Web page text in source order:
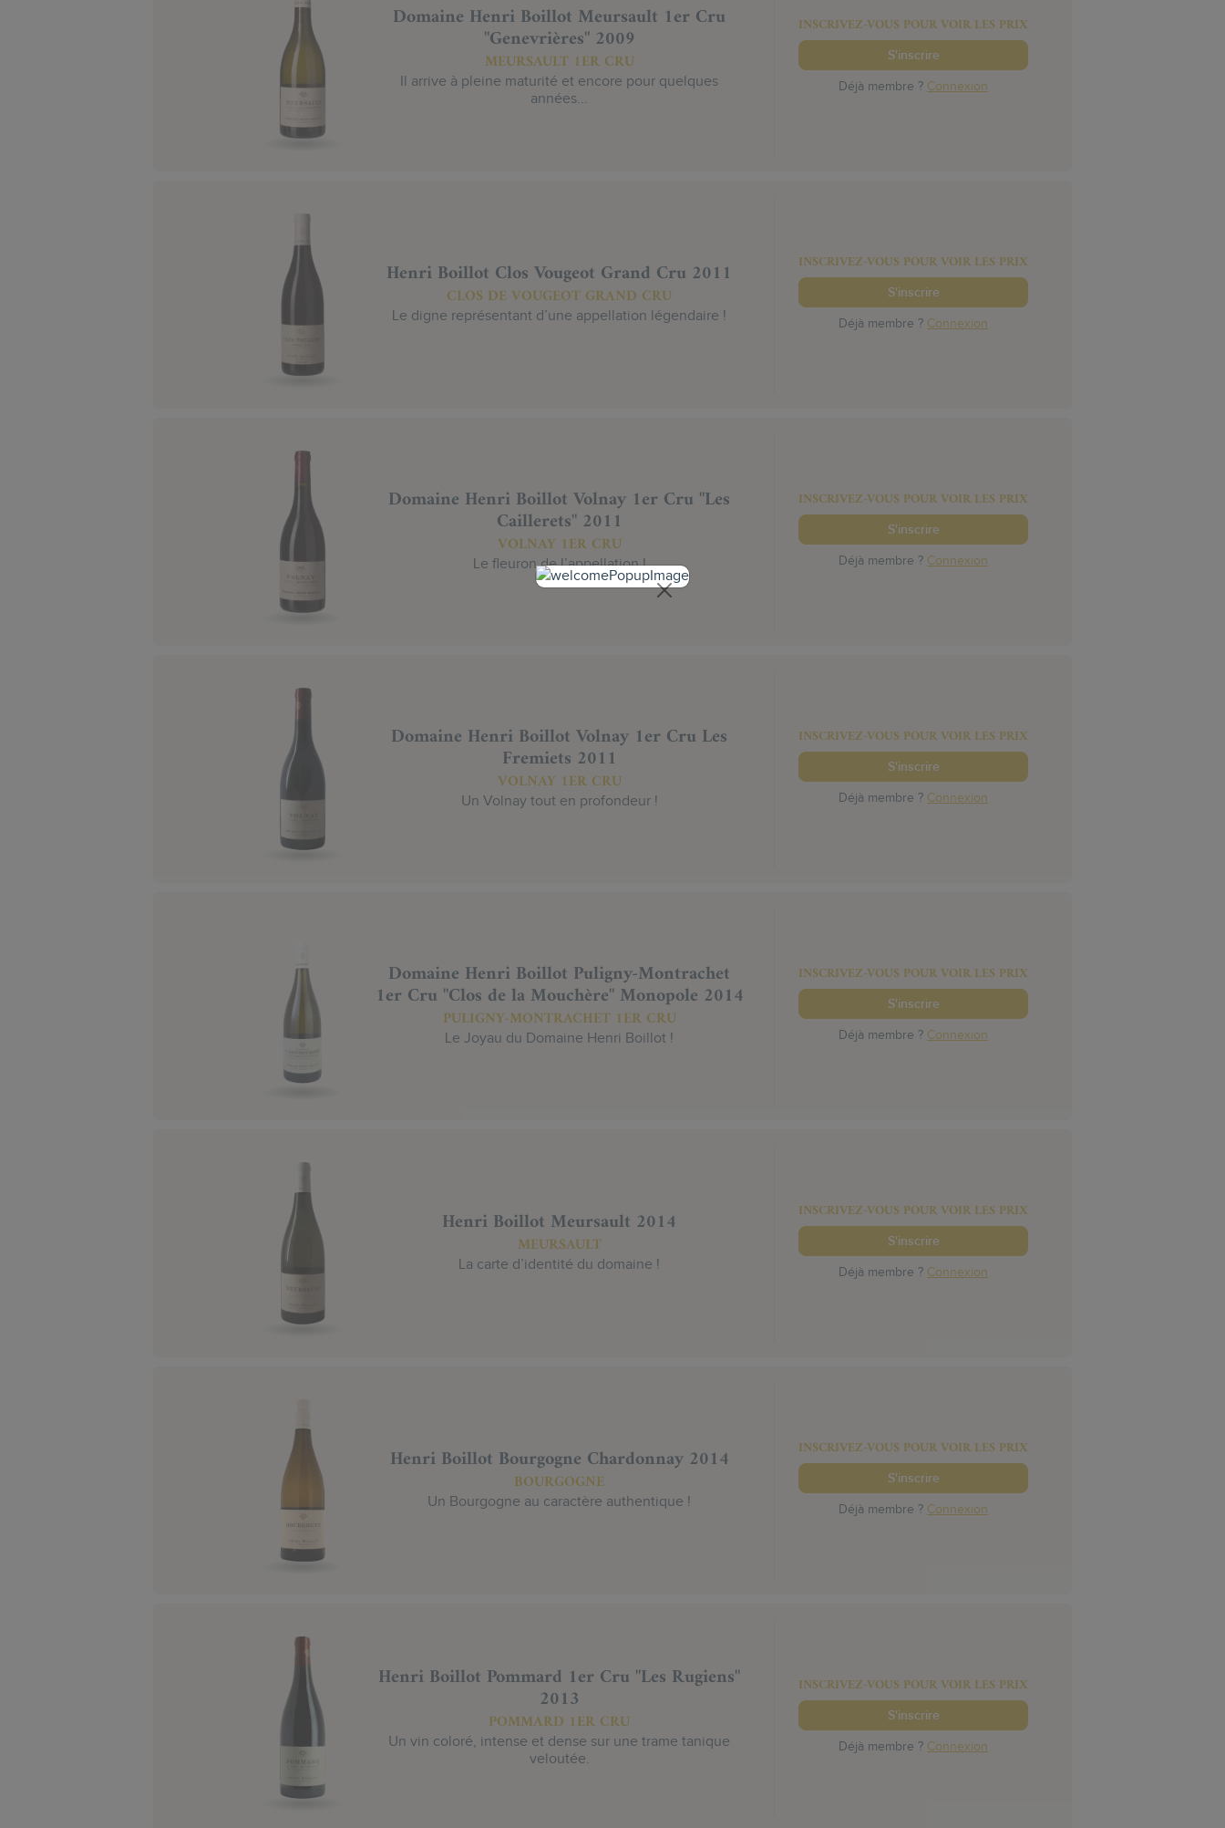
Domaine Henri Boillot Meursault 1er Cru
"Genevrières" 2009
MEURSAULT 1ER CRU
Il arrive à pleine maturité et encore pour quelques
années...
INSCRIVEZ-VOUS POUR VOIR LES PRIX
S'inscrire
Déjà membre ? Connexion
Henri Boillot Clos Vougeot Grand Cru 2011
CLOS DE VOUGEOT GRAND CRU
Le digne représentant d’une appellation légendaire !
INSCRIVEZ-VOUS POUR VOIR LES PRIX
S'inscrire
Déjà membre ? Connexion
Domaine Henri Boillot Volnay 1er Cru "Les
Caillerets" 2011
VOLNAY 1ER CRU
Le fleuron de l’appellation !
INSCRIVEZ-VOUS POUR VOIR LES PRIX
S'inscrire
Déjà membre ? Connexion
Domaine Henri Boillot Volnay 1er Cru Les
Fremiets 2011
VOLNAY 1ER CRU
Un Volnay tout en profondeur !
INSCRIVEZ-VOUS POUR VOIR LES PRIX
S'inscrire
Déjà membre ? Connexion
Domaine Henri Boillot Puligny-Montrachet
1er Cru "Clos de la Mouchère" Monopole 2014
PULIGNY-MONTRACHET 1ER CRU
Le Joyau du Domaine Henri Boillot !
INSCRIVEZ-VOUS POUR VOIR LES PRIX
S'inscrire
Déjà membre ? Connexion
Henri Boillot Meursault 2014
MEURSAULT
La carte d’identité du domaine !
INSCRIVEZ-VOUS POUR VOIR LES PRIX
S'inscrire
Déjà membre ? Connexion
Henri Boillot Bourgogne Chardonnay 2014
BOURGOGNE
Un Bourgogne au caractère authentique !
INSCRIVEZ-VOUS POUR VOIR LES PRIX
S'inscrire
Déjà membre ? Connexion
Henri Boillot Pommard 1er Cru "Les Rugiens"
2013
POMMARD 1ER CRU
Un vin coloré, intense et dense sur une trame tanique
veloutée.
INSCRIVEZ-VOUS POUR VOIR LES PRIX
S'inscrire
Déjà membre ? Connexion